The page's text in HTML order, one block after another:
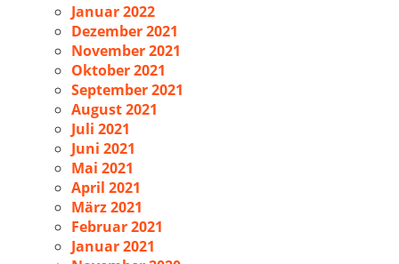
Januar 2022
Dezember 2021
November 2021
Oktober 2021
September 2021
August 2021
Juli 2021
Juni 2021
Mai 2021
April 2021
März 2021
Februar 2021
Januar 2021